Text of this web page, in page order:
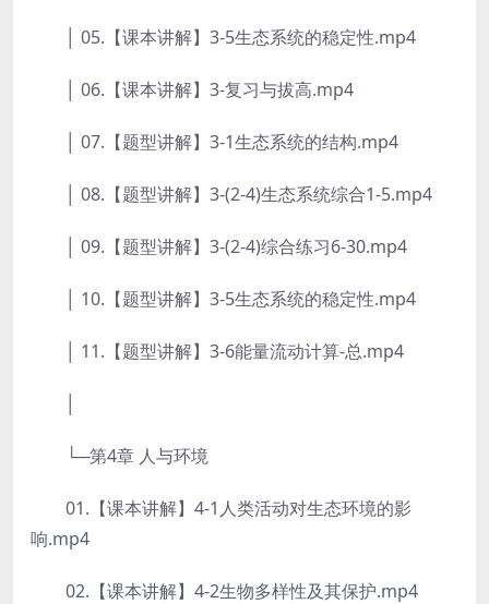
│ 05.【课本讲解】3-5生态系统的稳定性.mp4
│ 06.【课本讲解】3-复习与拔高.mp4
│ 07.【题型讲解】3-1生态系统的结构.mp4
│ 08.【题型讲解】3-(2-4)生态系统综合1-5.mp4
│ 09.【题型讲解】3-(2-4)综合练习6-30.mp4
│ 10.【题型讲解】3-5生态系统的稳定性.mp4
│ 11.【题型讲解】3-6能量流动计算-总.mp4
└─第4章 人与环境
01.【课本讲解】4-1人类活动对生态环境的影
响.mp4
02.【课本讲解】4-2生物多样性及其保护.mp4